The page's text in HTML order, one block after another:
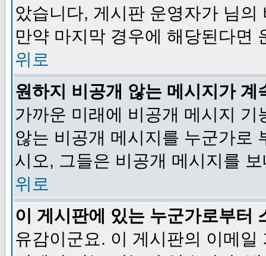
았습니다, 게시판 운영자가 님
만약 마지막 경우에 해당된다면
위로
원하지 비공개 않는 메시지가 계
가까운 미래에 비공개 메시지
않는 비공개 메시지를 누군가로
시오, 그들은 비공개 메시지를
위로
이 게시판에 있는 누군가로부터
유감이군요. 이 게시판의 이메